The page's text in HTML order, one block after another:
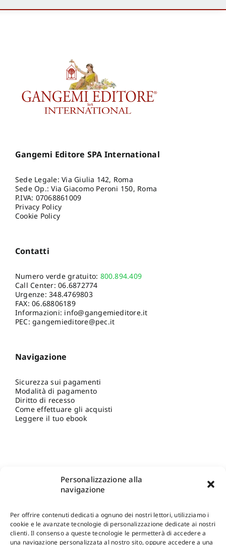
Personalizzazione alla
navigazione
Per offrire contenuti dedicati a ognuno dei nostri lettori, utilizziamo i
cookie e le avanzate tecnologie di personalizzazione dedicate ai nostri
clienti. Il consenso a queste tecnologie le permetterà di accedere a
una navigazione personalizzata al nostro sito, oppure accedere a una
Gangemi Editore SPA International
Sede Legale: Via Giulia 142, Roma
Sede Op.: Via Giacomo Peroni 150, Roma
P.IVA: 07068861009
Privacy Policy
Cookie Policy
Contatti
Numero verde gratuito: 800.894.409
Call Center:06.6872774
Urgenze:348.4769803
FAX: 06.68806189
Informazioni: info@gangemieditore.it
PEC: gangemieditore@pec.it
Navigazione
Sicurezza sui pagamenti
Modalità di pagamento
Diritto di recesso
Come effettuare gli acquisti
Leggere il tuo ebook